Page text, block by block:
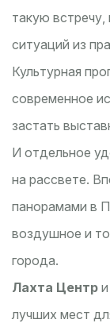
такую
ситуаций из
Культурная
современное
застать
И отдельное
на рассвете.
панорамами в
воздушное и
города.
Лахта Центр
лучших мест